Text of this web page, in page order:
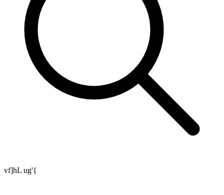
vf]hL ug'{